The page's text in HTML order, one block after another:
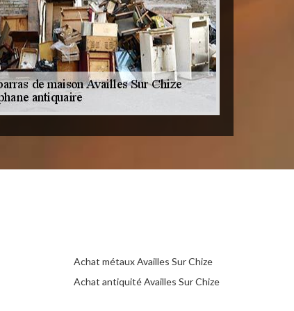
Achat métaux Availles Sur Chize
Achat antiquité Availles Sur Chize